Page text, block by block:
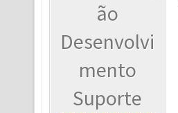
ão
Desenvolvi
mento
Suporte